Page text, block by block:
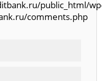
public_html/
comments.php